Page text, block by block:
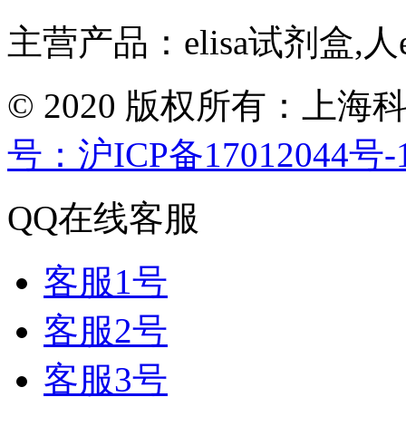
主营产品：elisa试剂盒,
© 2020 版权所有：上海
号：沪ICP备17012044号-
QQ在线客服
客服1号
客服2号
客服3号